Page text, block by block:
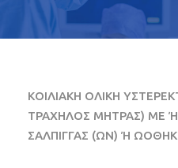
ΚΟΙΛΙΑΚΗ ΟΛΙΚΗ
ΤΡΑΧΗΛΟΣ ΜΗΤΡΑΣ) ΜΕ Ή
ΣΑΛΠΙΓΓΑΣ (ΩΝ) Ή